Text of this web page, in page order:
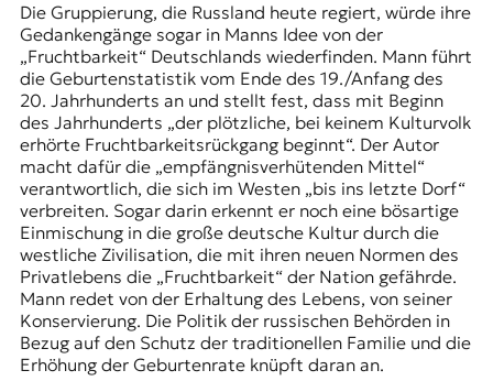
Die Gruppierung, die Russland heute regiert, würde ihre
Gedankengänge sogar in Manns Idee von der
„Fruchtbarkeit“ Deutschlands wiederfinden. Mann führt
die Geburtenstatistik vom Ende des 19./Anfang des
20. Jahrhunderts an und stellt fest, dass mit Beginn
des Jahrhunderts „der plötzliche, bei keinem Kulturvolk
erhörte Fruchtbarkeitsrückgang beginnt“. Der Autor
macht dafür die „empfängnisverhütenden Mittel“
verantwortlich, die sich im Westen „bis ins letzte Dorf“
verbreiten. Sogar darin erkennt er noch eine bösartige
Einmischung in die große deutsche Kultur durch die
westliche Zivilisation, die mit ihren neuen Normen des
Privatlebens die „Fruchtbarkeit“ der Nation gefährde.
Mann redet von der Erhaltung des Lebens, von seiner
Konservierung. Die Politik der russischen Behörden in
Bezug auf den Schutz der traditionellen Familie und die
Erhöhung der Geburtenrate knüpft daran an.